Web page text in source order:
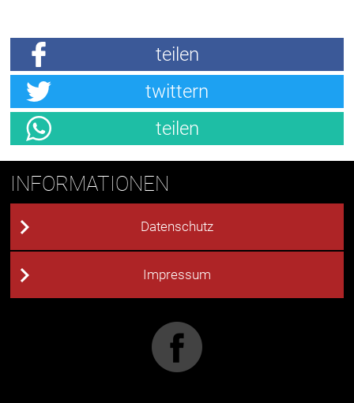
teilen
twittern
teilen
INFORMATIONEN
Datenschutz
Impressum